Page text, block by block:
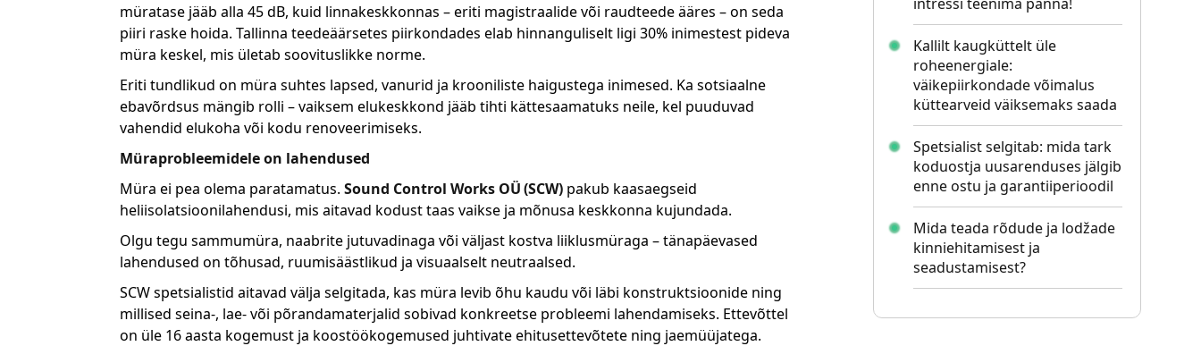
müratase jääb alla 45 dB, kuid linnakeskkonnas – eriti magistraalide või raudteede ääres – on seda
piiri raske hoida. Tallinna teedeäärsetes piirkondades elab hinnanguliselt ligi 30% inimestest pideva
müra keskel, mis ületab soovituslikke norme.
Eriti tundlikud on müra suhtes lapsed, vanurid ja krooniliste haigustega inimesed. Ka sotsiaalne
ebavõrdsus mängib rolli – vaiksem elukeskkond jääb tihti kättesaamatuks neile, kel puuduvad
vahendid elukoha või kodu renoveerimiseks.
Müraprobleemidele on lahendused
Müra ei pea olema paratamatus. Sound Control Works OÜ (SCW)pakub kaasaegseid
heliisolatsioonilahendusi, mis aitavad kodust taas vaikse ja mõnusa keskkonna kujundada.
Olgu tegu sammumüra, naabrite jutuvadinaga või väljast kostva liiklusmüraga – tänapäevased
lahendused on tõhusad, ruumisäästlikud ja visuaalselt neutraalsed.
SCW spetsialistid aitavad välja selgitada, kas müra levib õhu kaudu või läbi konstruktsioonide ning
millised seina-, lae- või põrandamaterjalid sobivad konkreetse probleemi lahendamiseks. Ettevõttel
on üle 16 aasta kogemust ja koostöökogemused juhtivate ehitusettevõtete ning jaemüüjatega.
Kallilt kaugküttelt üle
roheenergiale:
väikepiirkondade võimalus
küttearveid väiksemaks saada
Spetsialist selgitab: mida tark
koduostja uusarenduses jälgib
enne ostu ja garantiiperioodil
Mida teada rõdude ja lodžade
kinniehitamisest ja
seadustamisest?